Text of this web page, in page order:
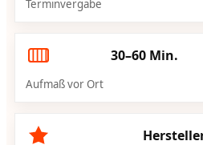
Terminvergabe
30–60 Min.
Aufmaß vor Ort